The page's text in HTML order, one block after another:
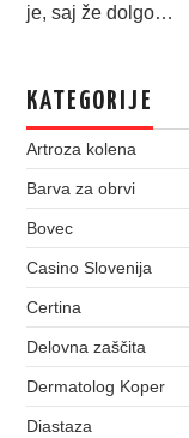
je, saj že dolgo…
KATEGORIJE
Artroza kolena
Barva za obrvi
Bovec
Casino Slovenija
Certina
Delovna zaščita
Dermatolog Koper
Diastaza